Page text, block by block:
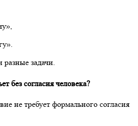
задачи.
без согласия человека?
не требует формального согласия